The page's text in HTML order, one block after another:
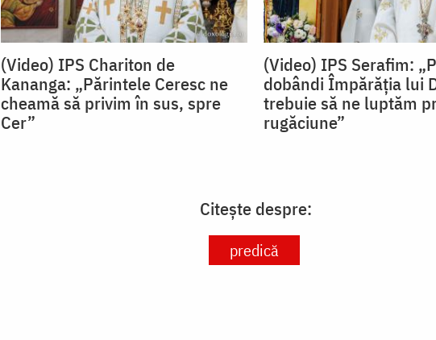
(Video) IPS Chariton de
Kananga: „Părintele Ceresc ne
cheamă să privim în sus, spre
Cer”
(Video) IPS Serafim:
dobândi Împărăția lui
trebuie să ne luptăm
rugăciune”
Citește despre:
predică